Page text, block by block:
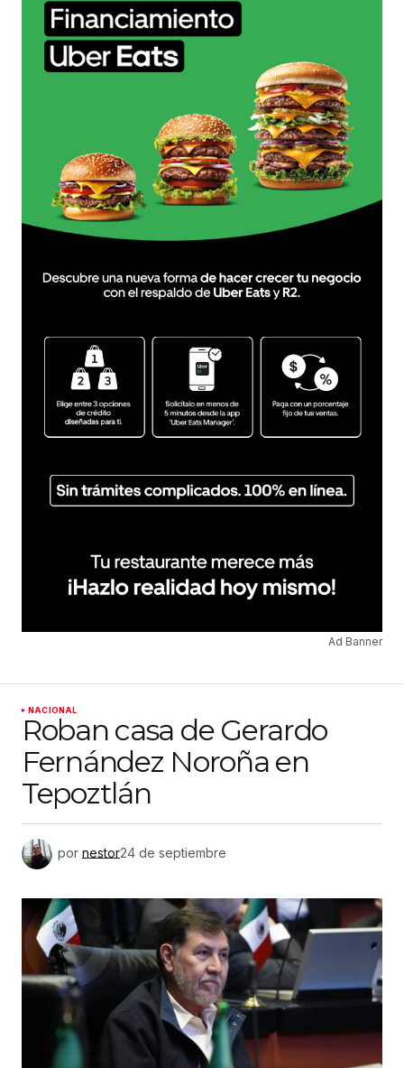
Ad Banner
NACIONAL
Roban casa de Gerardo
Fernández Noroña en
Tepoztlán
por nestor24 de septiembre